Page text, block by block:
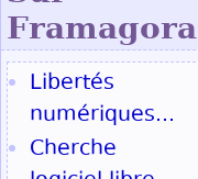
Framagora
Libertés
numériques...
Cherche